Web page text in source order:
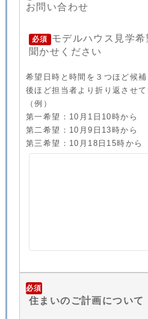
お問い合わせ
必須
モデルハウス見学
聞かせください
希望日時と時間を３つほど候補
後ほど担当者より折り返させ
（例）
第一希望：10月1日10時から
第二希望：10月9日13時から
第三希望：10月18日15時から
必須
住まいのご計画について